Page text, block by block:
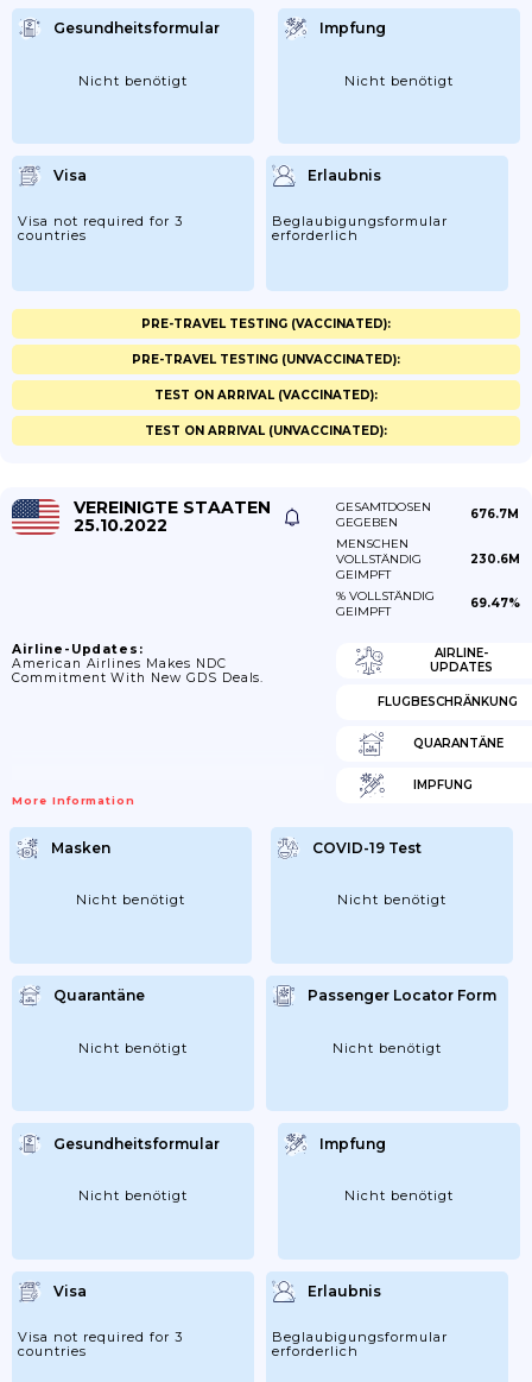
Gesundheitsformular
Nicht benötigt
Impfung
Nicht benötigt
Visa
Visa not required for 3
countries
Erlaubnis
Beglaubigungsformular
erforderlich
PRE-TRAVEL TESTING (VACCINATED):
PRE-TRAVEL TESTING (UNVACCINATED):
TEST ON ARRIVAL (VACCINATED):
TEST ON ARRIVAL (UNVACCINATED):
VEREINIGTE STAATEN
25.10.2022
GESAMTDOSEN
GEGEBEN
676.7M
MENSCHEN
VOLLSTÄNDIG
GEIMPFT
230.6M
% VOLLSTÄNDIG
GEIMPFT
69.47%
Airline-Updates:
American Airlines Makes NDC
Commitment With New GDS Deals.
More Information
AIRLINE-
UPDATES
FLUGBESCHRÄNKUNG
QUARANTÄNE
IMPFUNG
Masken
Nicht benötigt
COVID-19 Test
Nicht benötigt
Quarantäne
Nicht benötigt
Passenger Locator Form
Nicht benötigt
Gesundheitsformular
Nicht benötigt
Impfung
Nicht benötigt
Visa
Visa not required for 3
countries
Erlaubnis
Beglaubigungsformular
erforderlich